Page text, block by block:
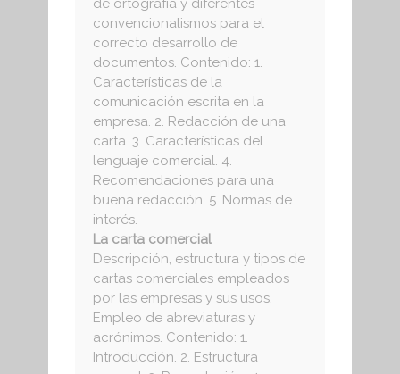
de ortografía y diferentes
convencionalismos para el
correcto desarrollo de
documentos. Contenido: 1.
Características de la
comunicación escrita en la
empresa. 2. Redacción de una
carta. 3. Características del
lenguaje comercial. 4.
Recomendaciones para una
buena redacción. 5. Normas de
interés.
La carta comercial
Descripción, estructura y tipos de
cartas comerciales empleados
por las empresas y sus usos.
Empleo de abreviaturas y
acrónimos. Contenido: 1.
Introducción. 2. Estructura